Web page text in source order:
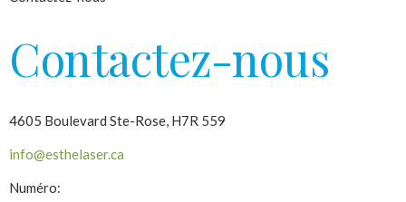
Contactez-nous
4605 Boulevard Ste-Rose, H7R 559
info@esthelaser.ca
Numéro: